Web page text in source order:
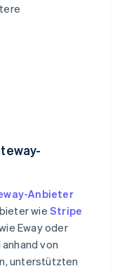
Anbieter
wieStripe
Eway oder
von
unterstützten